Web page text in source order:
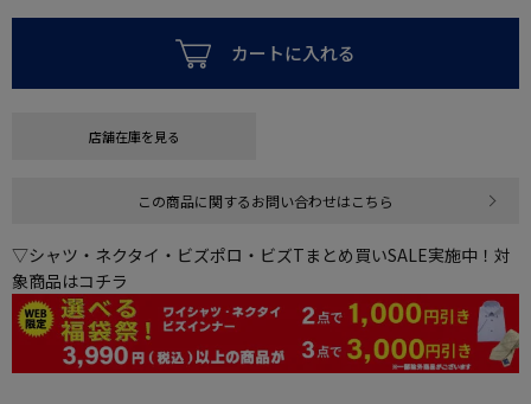
カートに入れる
店舗在庫を見る
この商品に関するお問い合わせはこちら
▽シャツ・ネクタイ・ビズポロ・ビズTまとめ買いSALE実施中！対
象商品はコチラ